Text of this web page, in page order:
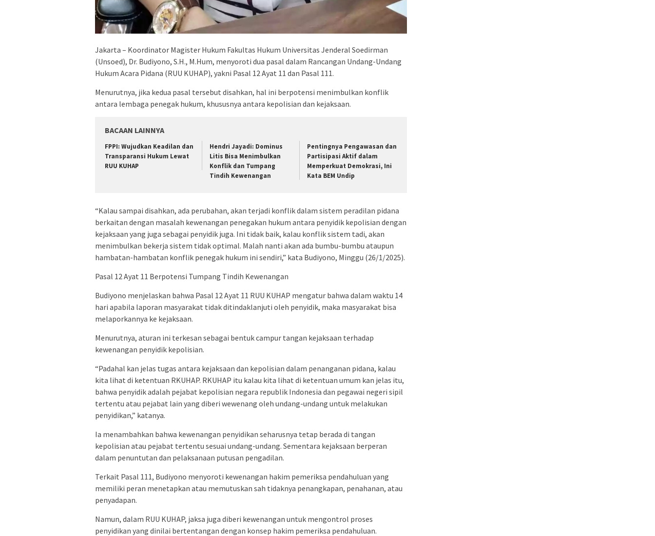
Jakarta – Koordinator Magister Hukum Fakultas Hukum Universitas Jenderal Soedirman
(Unsoed), Dr. Budiyono, S.H., M.Hum, menyoroti dua pasal dalam Rancangan Undang-Undang
Hukum Acara Pidana (RUU KUHAP), yakni Pasal 12 Ayat 11 dan Pasal 111.
Menurutnya, jika kedua pasal tersebut disahkan, hal ini berpotensi menimbulkan konflik
antara lembaga penegak hukum, khususnya antara kepolisian dan kejaksaan.
BACAAN LAINNYA
FPPI: Wujudkan Keadilan dan
Transparansi Hukum Lewat
RUU KUHAP
Hendri Jayadi: Dominus
Litis Bisa Menimbulkan
Konflik dan Tumpang
Tindih Kewenangan
Pentingnya Pengawasan dan
Partisipasi Aktif dalam
Memperkuat Demokrasi, Ini
Kata BEM Undip
“Kalau sampai disahkan, ada perubahan, akan terjadi konflik dalam sistem peradilan pidana
berkaitan dengan masalah kewenangan penegakan hukum antara penyidik kepolisian dengan
kejaksaan yang juga sebagai penyidik juga. Ini tidak baik, kalau konflik sistem tadi, akan
menimbulkan bekerja sistem tidak optimal. Malah nanti akan ada bumbu-bumbu ataupun
hambatan-hambatan konflik penegak hukum ini sendiri,” kata Budiyono, Minggu (26/1/2025).
Pasal 12 Ayat 11 Berpotensi Tumpang Tindih Kewenangan
Budiyono menjelaskan bahwa Pasal 12 Ayat 11 RUU KUHAP mengatur bahwa dalam waktu 14
hari apabila laporan masyarakat tidak ditindaklanjuti oleh penyidik, maka masyarakat bisa
melaporkannya ke kejaksaan.
Menurutnya, aturan ini terkesan sebagai bentuk campur tangan kejaksaan terhadap
kewenangan penyidik kepolisian.
“Padahal kan jelas tugas antara kejaksaan dan kepolisian dalam penanganan pidana, kalau
kita lihat di ketentuan RKUHAP. RKUHAP itu kalau kita lihat di ketentuan umum kan jelas itu,
bahwa penyidik adalah pejabat kepolisian negara republik Indonesia dan pegawai negeri sipil
tertentu atau pejabat lain yang diberi wewenang oleh undang-undang untuk melakukan
penyidikan,” katanya.
Ia menambahkan bahwa kewenangan penyidikan seharusnya tetap berada di tangan
kepolisian atau pejabat tertentu sesuai undang-undang. Sementara kejaksaan berperan
dalam penuntutan dan pelaksanaan putusan pengadilan.
Terkait Pasal 111, Budiyono menyoroti kewenangan hakim pemeriksa pendahuluan yang
memiliki peran menetapkan atau memutuskan sah tidaknya penangkapan, penahanan, atau
penyadapan.
Namun, dalam RUU KUHAP, jaksa juga diberi kewenangan untuk mengontrol proses
penyidikan yang dinilai bertentangan dengan konsep hakim pemeriksa pendahuluan.